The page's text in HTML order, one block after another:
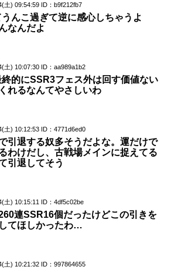
土) 09:54:59 ID：b9f212fb7
んこ過ぎて逆に感心しちゃうよ
なんだよ
土) 10:07:30 ID：aa989a1b2
的にSSR3フェス外は回す価値ない
れるなんてやさしいわ
土) 10:12:53 ID：4771d6ed0
引退する奴多そうだよな。運だけで
わけだし、古戦場メインに捉えてる
引退してそう
土) 10:15:11 ID：4df5c02be
連SSR16個だったけどこの引きを
てほしかったわ…
土) 10:21:32 ID：997864655